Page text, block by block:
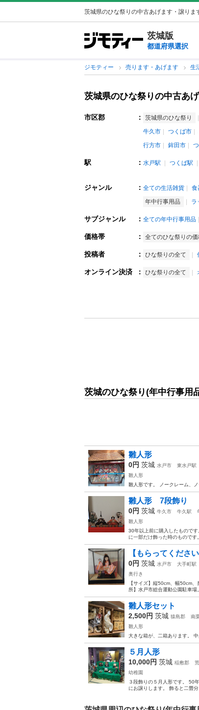
茨城県のひな祭りの中古あげます・譲りま
茨城版
都道府県選択
ジモティー 売ります・あげます 生
茨城県のひな祭りの中古あ
市区郡 ： 茨城県のひな祭り
牛久市
つくば市
行方市
鉾田市
駅 ： 水戸駅 つくば駅
ジャンル ： 全ての生活雑貨 食
年中行事用品
ラ
サブジャンル ： 全ての年中行事用品
価格帯 ： 全てのひな祭りの
投稿者 ： ひな祭りの全て
オンライン決済 ： ひな祭りの全て
茨城のひな祭り(年中行事用
雛人形
0円 茨城 水戸市 東水戸駅
雛人形
雛人形です。 ノークレーム、
雛人形 7段飾り
0円 茨城 牛久市 牛久駅
雛人形
30年以上前に購入したもので
に一部だけ飾った時のものです。
【もらってくださ
0円 茨城 水戸市 大手町駅
奥行き
【サイズ】縦50cm、幅50cm
所】水戸市総合運動公園駐車
雛人形セット
2,500円 茨城 猿島郡 南
雛人形
大きな箱が、二箱あります。
５月人形
10,000円 茨城 稲敷郡
幼稚園
３段飾りの５月人形です。 50
にお譲りします。 飾ると二畳